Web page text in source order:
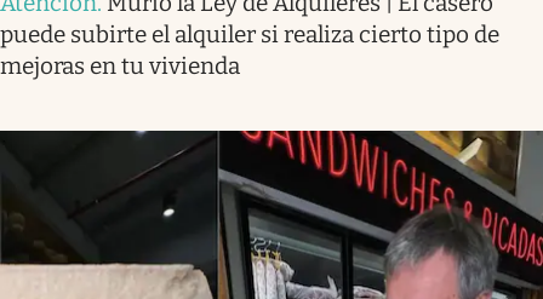
puede subirte el alquiler si realiza cierto tipo de
mejoras en tu vivienda